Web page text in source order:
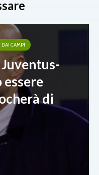
DAI CAMPI
essere
di